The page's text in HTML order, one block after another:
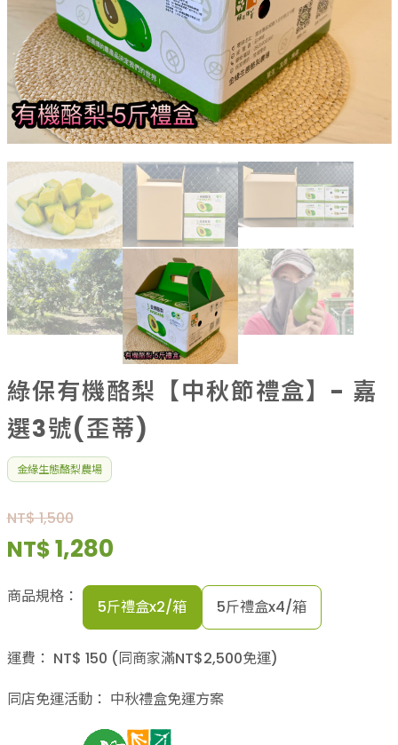
台灣茶
咖啡
花果茶飲
加工飲品
花卉
加工生活用品
原民特區
農會商品
大量採購優惠專區
農業策略聯盟 送禮專區
優質水果
綠保有機酪梨【中秋節禮盒】- 嘉
選3號(歪蒂)
金緣生態酪梨農場
NT$ 1,500
NT$1,280
商品規格：
5斤禮盒x2/箱 5斤禮盒x4/箱
運費： NT$ 150 (同商家滿NT$2,500免運)
同店免運活動： 中秋禮盒免運方案